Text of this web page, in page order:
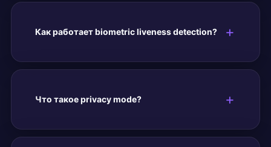
Как работает biometric liveness detection?
Что такое privacy mode?